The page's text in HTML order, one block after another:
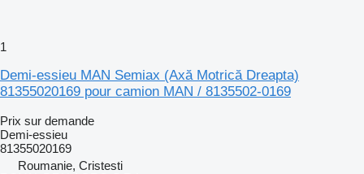
1
Demi-essieu MAN Semiax (Axă Motrică Dreapta)
81355020169 pour camion MAN / 8135502-0169
Prix sur demande
Demi-essieu
81355020169
Roumanie, Cristesti